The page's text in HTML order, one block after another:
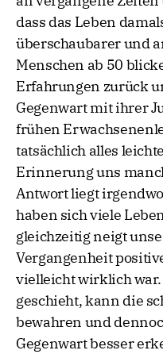
dass das Leben
überschaubarer und
Menschen ab 50
Erfahrungen zurück
Gegenwart mit ihrer
frühen
tatsächlich alles
Erinnerung uns
Antwort liegt
haben sich viele
gleichzeitig neigt
Vergangenheit
vielleicht wirklich
geschieht, kann die
bewahren und
Gegenwart besser